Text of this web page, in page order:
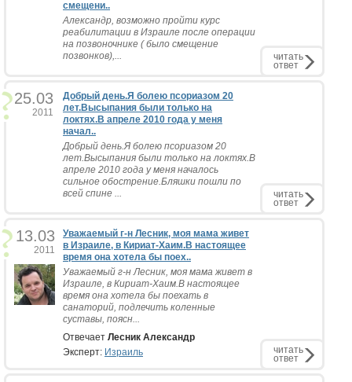
смещени..
Александр, возможно пройти курс
реабилитации в Израиле после операции
на позвоночнике ( было смещение
позвонков),...
читать
ответ
25.03
2011
Добрый день.Я болею псориазом 20
лет.Высыпания были только на
локтях.В апреле 2010 года у меня
начал..
Добрый день.Я болею псориазом 20
лет.Высыпания были только на локтях.В
апреле 2010 года у меня началось
сильное обострение.Бляшки пошли по
всей спине ...
читать
ответ
13.03
2011
Уважаемый г-н Лесник, моя мама живет
в Израиле, в Кириат-Хаим.В настоящее
время она хотела бы поех..
Уважаемый г-н Лесник, моя мама живет в
Израиле, в Кириат-Хаим.В настоящее
время она хотела бы поехать в
санаторий, подлечить коленные
суставы, поясн...
Отвечает Лесник Александр
Эксперт: Израиль читать
ответ